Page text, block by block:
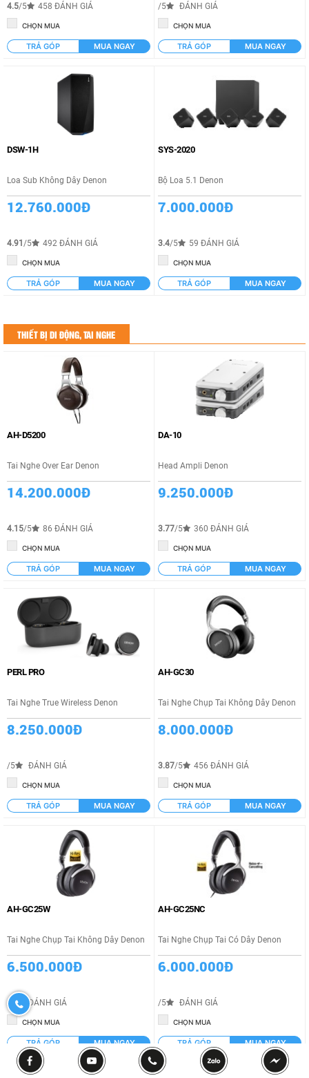
4.5/5 458 ĐÁNH GIÁ
CHỌN MUA
TRẢ GÓP MUA NGAY
/5 ĐÁNH GIÁ
CHỌN MUA
TRẢ GÓP MUA NGAY
DSW-1H
Loa Sub Không Dây Denon
12.760.000Đ
4.91 /5 492 ĐÁNH GIÁ
CHỌN MUA
TRẢ GÓP MUA NGAY
SYS-2020
Bộ Loa 5.1 Denon
7.000.000Đ
3.4/5 59 ĐÁNH GIÁ
CHỌN MUA
TRẢ GÓP MUA NGAY
THIẾT BỊ DI ĐỘNG, TAI NGHE
AH-D5200
Tai Nghe Over Ear Denon
14.200.000Đ
4.15/5 86 ĐÁNH GIÁ
CHỌN MUA
TRẢ GÓP MUA NGAY
DA-10
Head Ampli Denon
9.250.000Đ
3.77/5 360 ĐÁNH GIÁ
CHỌN MUA
TRẢ GÓP MUA NGAY
PERL PRO
Tai Nghe True Wireless Denon
8.250.000Đ
/5 ĐÁNH GIÁ
CHỌN MUA
TRẢ GÓP MUA NGAY
AH-GC30
Tai Nghe Chụp Tai Không Dây Denon
8.000.000Đ
3.87/5 456 ĐÁNH GIÁ
CHỌN MUA
TRẢ GÓP MUA NGAY
AH-GC25W
Tai Nghe Chụp Tai Không Dây Denon
6.500.000Đ
/5 ĐÁNH GIÁ
CHỌN MUA
TRẢ GÓP MUA NGAY
AH-GC25NC
Tai Nghe Chụp Tai Có Dây Denon
6.000.000Đ
/5 ĐÁNH GIÁ
CHỌN MUA
TRẢ GÓP MUA NGAY
0932190170